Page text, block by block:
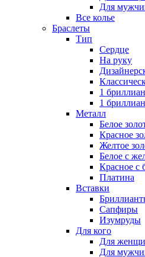
Для
Все колье
Браслеты
Тип
Сердце
На руку
1
1
Металл
Белое
Красное
Желтое
Белое с
Красное с
Платина
Вставки
Сапфиры
Изумруды
Для кого
Для
Для